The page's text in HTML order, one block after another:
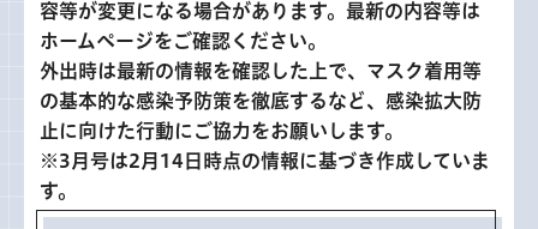
容等が変更になる場合があります。最新の内容等は
ホームページをご確認ください。
外出時は最新の情報を確認した上で、マスク着用等
の基本的な感染予防策を徹底するなど、感染拡大防
止に向けた行動にご協力をお願いします。
※3月号は2月14日時点の情報に基づき作成していま
す。